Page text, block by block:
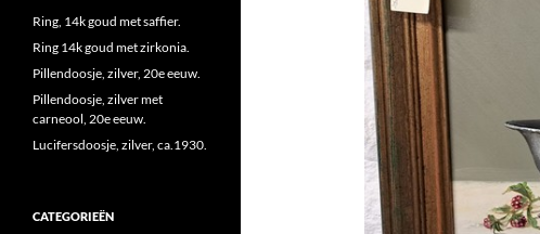
Ring, 14k goud met saffier.
Ring 14k goud met zirkonia.
Pillendoosje, zilver, 20e eeuw.
Pillendoosje, zilver met
carneool, 20e eeuw.
Lucifersdoosje, zilver, ca.1930.
CATEGORIEËN